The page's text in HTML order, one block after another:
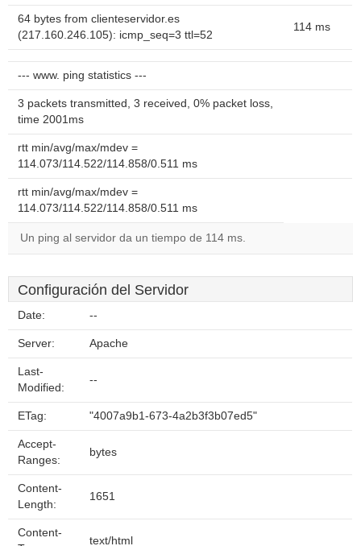
64 bytes from clienteservidor.es
(217.160.246.105): icmp_seq=3 ttl=52
114 ms
--- www. ping statistics ---
3 packets transmitted, 3 received, 0% packet loss,
time 2001ms
rtt min/avg/max/mdev =
114.073/114.522/114.858/0.511 ms
rtt min/avg/max/mdev =
114.073/114.522/114.858/0.511 ms
Un ping al servidor da un tiempo de 114 ms.
Configuración del Servidor
Date: --
Server: Apache
Last-
Modified:
--
ETag: "4007a9b1-673-4a2b3f3b07ed5"
Accept-
Ranges:
bytes
Content-
Length:
1651
Content-
text/html